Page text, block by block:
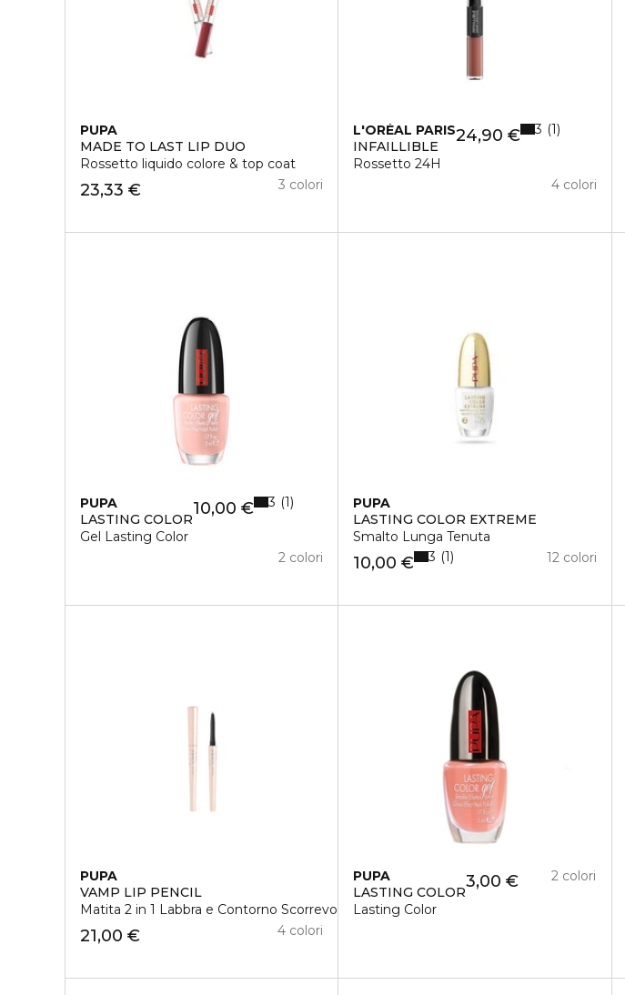
PUPA
MADE TO LAST LIP DUO
Rossetto liquido colore & top coat
23,33 € 3 colori
L'ORÉAL PARIS
INFAILLIBLE
Rossetto 24H
24,90 €
4 colori
3 1
PUPA
LASTING COLOR
Gel Lasting Color
10,00 €
2 colori
3 1
PUPA
LASTING COLOR EXTREME
Smalto Lunga Tenuta
10,00 € 12 colori
3 1
PUPA
VAMP LIP PENCIL
Matita 2 in 1 Labbra e Contorno Scorrevolezza Assoluta WATERPROOF
21,00 € 4 colori
PUPA
LASTING COLOR
Lasting Color
3,00 € 2 colori